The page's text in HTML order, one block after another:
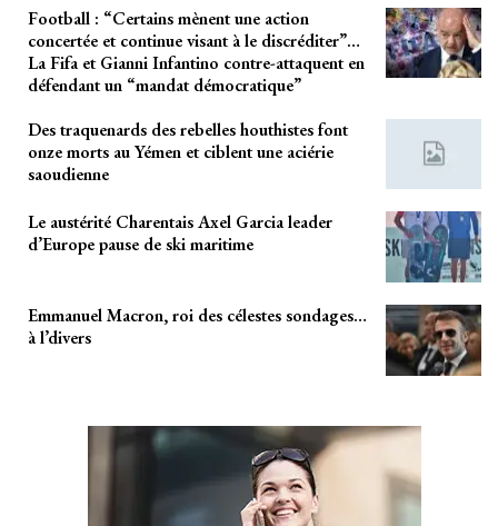
Football : “Certains mènent une action
concertée et continue visant à le discréditer”…
La Fifa et Gianni Infantino contre-attaquent en
défendant un “mandat démocratique”
Des traquenards des rebelles houthistes font
onze morts au Yémen et ciblent une aciérie
saoudienne
Le austérité Charentais Axel Garcia leader
d’Europe pause de ski maritime
Emmanuel Macron, roi des célestes sondages…
à l’divers